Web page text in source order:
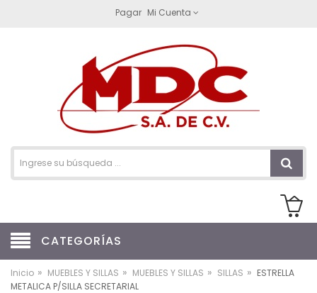
Pagar Mi Cuenta
CATEGORÍAS
Inicio » MUEBLES Y SILLAS » MUEBLES Y SILLAS » SILLAS » ESTRELLA
METALICA P/SILLA SECRETARIAL